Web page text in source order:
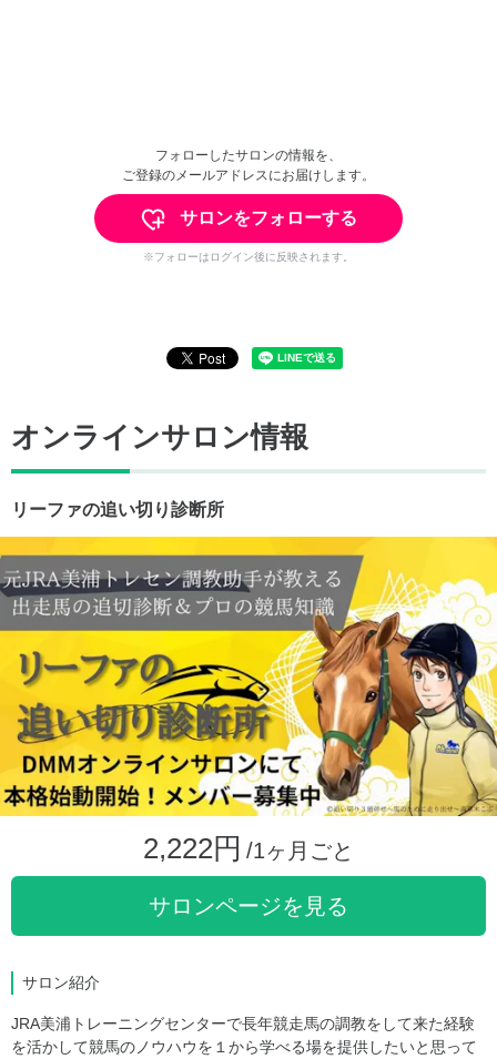
フォローしたサロンの情報を、
ご登録のメールアドレスにお届けします。
サロンをフォローする
※フォローはログイン後に反映されます。
オンラインサロン情報
リーファの追い切り診断所
2,222円 /1ヶ月ごと
サロンページを見る
サロン紹介
JRA美浦トレーニングセンターで長年競走馬の調教をして来た経験
を活かして競馬のノウハウを１から学べる場を提供したいと思って